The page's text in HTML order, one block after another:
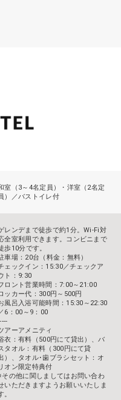
室（3～4名定員）・洋室（2名定
）／バストイレ付
レンデまで徒歩で約1分。Wi-Fi対
全室利用できます。コンビニまで
歩10分です。
車場：20台（料金：無料）
ェックイン：15:30／チェックア
ト：9:30
ロント営業時間：7:00～21:00
ッカー代：300円～500円
風呂入浴可能時間：15:30～22:30
／6：00～9：00
アーアメニティ
衣：有料（500円にて貸出）、バ
タオル：有料（300円にて貸
）、タオル･歯ブラシセット：オ
オン限定特典付
その他に関しましてはお問い合わ
いただきますようお願いいたしま
。